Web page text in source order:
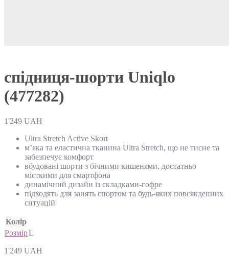
спідниця-шорти Uniqlo
(477282)
1'249 UAH
Ultra Stretch Active Skort
м’яка та еластична тканина Ultra Stretch, що не тисне та
забезпечує комфорт
вбудовані шорти з бічними кишенями, достатньо
місткими для смартфона
динамічний дизайн із складками-гофре
підходять для занять спортом та будь-яких повсякденних
ситуацій
Колір
РозмірL
1'249 UAH